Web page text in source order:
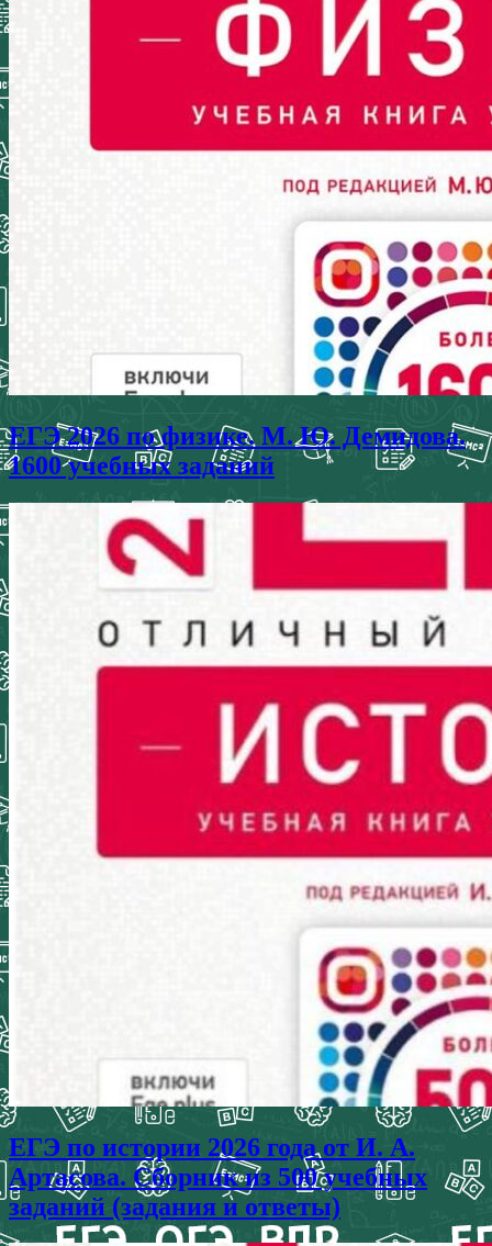
ЕГЭ 2026 по физике. М. Ю. Демидова.
1600 учебных заданий
ЕГЭ по истории 2026 года от И. А.
Артасова. Сборник из 500 учебных
заданий (задания и ответы)